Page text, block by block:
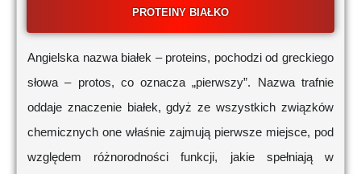
PROTEINY BIAŁKO
Angielska nazwa białek – proteins, pochodzi od greckiego
słowa – protos, co oznacza „pierwszy”. Nazwa trafnie
oddaje znaczenie białek, gdyż ze wszystkich związków
chemicznych one właśnie zajmują pierwsze miejsce, pod
względem różnorodności funkcji, jakie spełniają w